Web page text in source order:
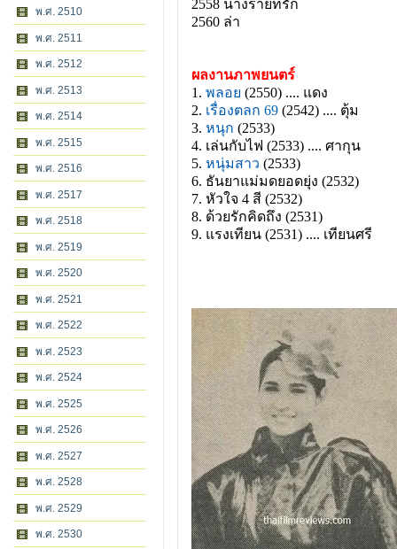
พ.ศ. 2510
พ.ศ. 2511
พ.ศ. 2512
พ.ศ. 2513
พ.ศ. 2514
พ.ศ. 2515
พ.ศ. 2516
พ.ศ. 2517
พ.ศ. 2518
พ.ศ. 2519
พ.ศ. 2520
พ.ศ. 2521
พ.ศ. 2522
พ.ศ. 2523
พ.ศ. 2524
พ.ศ. 2525
พ.ศ. 2526
พ.ศ. 2527
พ.ศ. 2528
พ.ศ. 2529
พ.ศ. 2530
2558 นางร้ายที่รัก
2560 ล่า
ผลงานภาพยนตร์
1. พลอย (2550) .... แดง
2. เรื่องตลก 69 (2542) .... ตุ้ม
3. หนุก (2533)
4. เล่นกับไฟ (2533) .... ศากุน
5. หนุ่มสาว (2533)
6. ธันยาแม่มดยอดยุ่ง (2532)
7. หัวใจ 4 สี (2532)
8. ด้วยรักคิดถึง (2531)
9. แรงเทียน (2531) .... เทียนศรี